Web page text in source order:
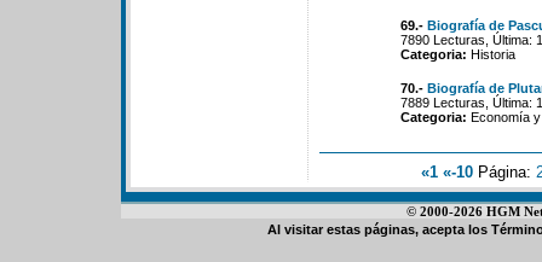
69.- Biografía de
7890 Lecturas, Última:
Categoria: Historia
70.- Biografía de
7889 Lecturas, Última:
Categoria: Economía
«1 «-10 Página:
© 2000-2026 HGM
Al visitar estas páginas, acepta los